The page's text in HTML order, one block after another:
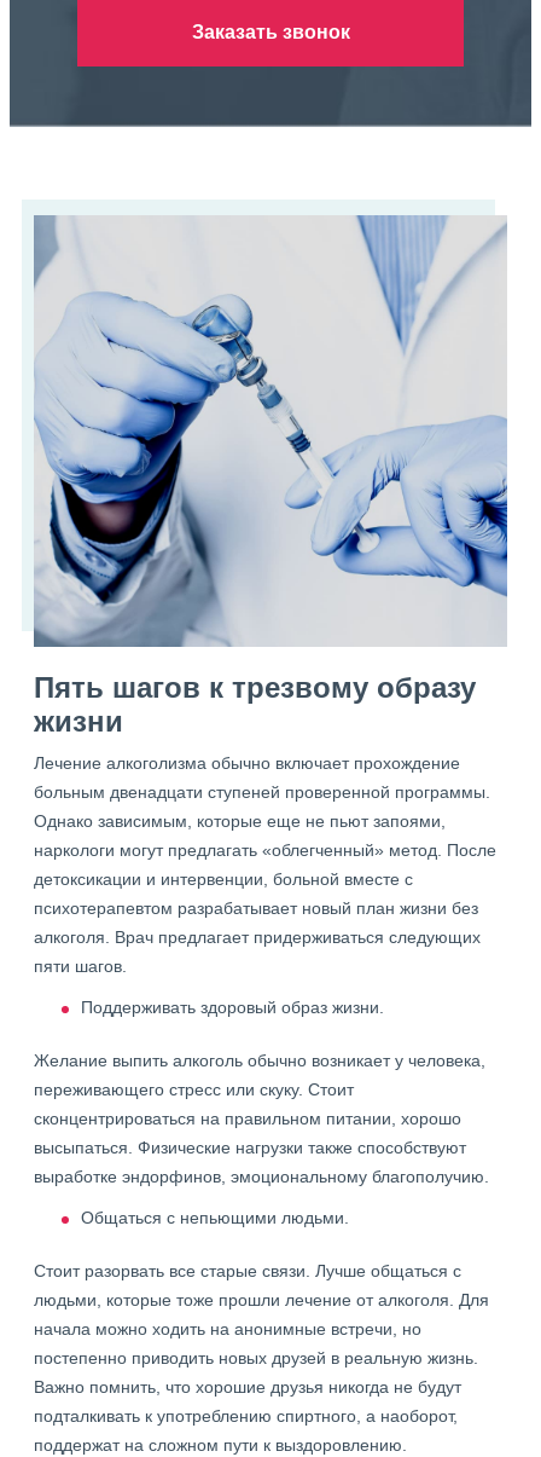
Заказать звонок
Пять шагов к трезвому образу
жизни
Лечение алкоголизма обычно включает прохождение
больным двенадцати ступеней проверенной программы.
Однако зависимым, которые еще не пьют запоями,
наркологи могут предлагать «облегченный» метод. После
детоксикации и интервенции, больной вместе с
психотерапевтом разрабатывает новый план жизни без
алкоголя. Врач предлагает придерживаться следующих
пяти шагов.
Поддерживать здоровый образ жизни.
Желание выпить алкоголь обычно возникает у человека,
переживающего стресс или скуку. Стоит
сконцентрироваться на правильном питании, хорошо
высыпаться. Физические нагрузки также способствуют
выработке эндорфинов, эмоциональному благополучию.
Общаться с непьющими людьми.
Стоит разорвать все старые связи. Лучше общаться с
людьми, которые тоже прошли лечение от алкоголя. Для
начала можно ходить на анонимные встречи, но
постепенно приводить новых друзей в реальную жизнь.
Важно помнить, что хорошие друзья никогда не будут
подталкивать к употреблению спиртного, а наоборот,
поддержат на сложном пути к выздоровлению.